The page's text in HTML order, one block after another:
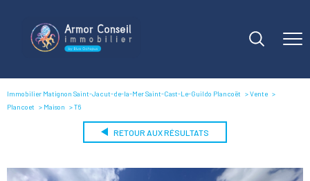
Immobilier Matignon Saint-Jacut-de-la-Mer Saint-Cast-Le-Guildo Plancoët
Vente
Plancoet
Maison T6
RETOUR AUX RÉSULTATS